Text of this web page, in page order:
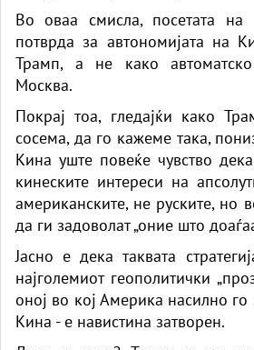
Во оваа смисла, посетата на
потврда за автономијата на
Трамп, а не како
Москва.
Покрај тоа, гледајќи како
сосема, да го кажеме така,
Кина уште повеќе чувство
кинеските интереси на
американските, не руските, но
да ги задоволат „оние што
Јасно е дека таквата
најголемиот геополитички
оној во кој Америка насилно
Кина - е навистина затворен.